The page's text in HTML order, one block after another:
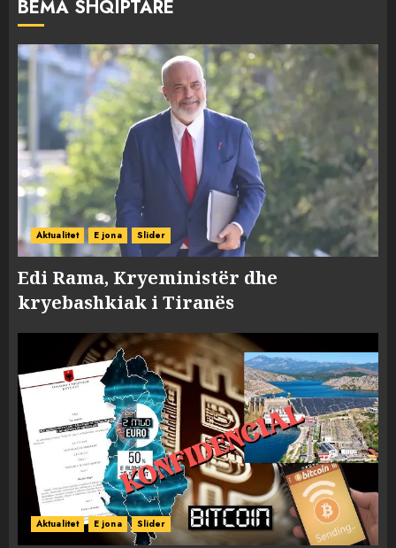
BËMA SHQIPTARE
Aktualitet E jona Slider
Edi Rama, Kryeministër dhe
kryebashkiak i Tiranës
Aktualitet E jona Slider